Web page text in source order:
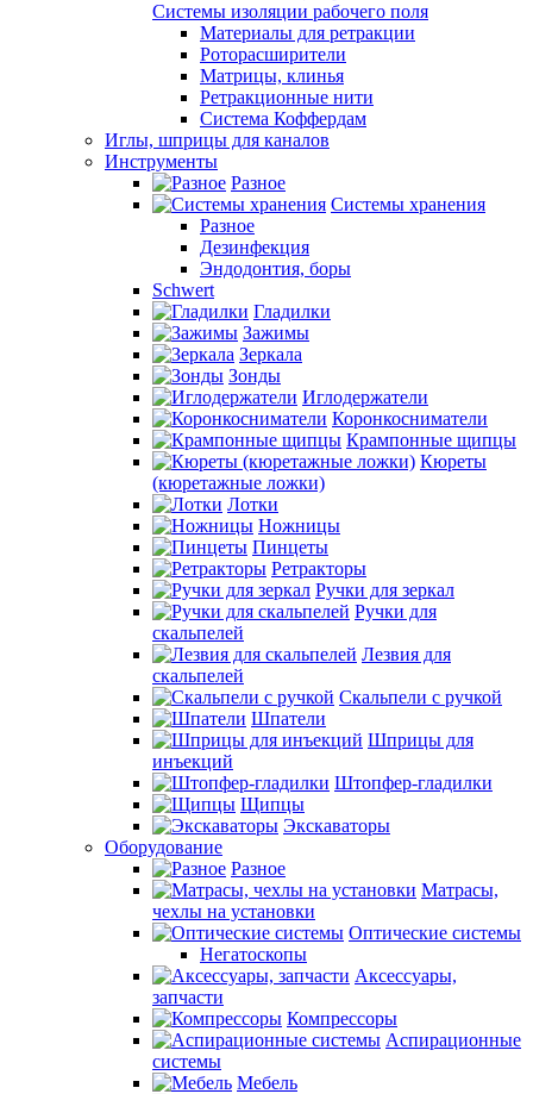
Системы изоляции рабочего поля
Материалы для ретракции
Роторасширители
Матрицы, клинья
Ретракционные нити
Система Коффердам
Иглы, шприцы для каналов
Инструменты
Разное
Системы хранения
Разное
Дезинфекция
Эндодонтия, боры
Schwert
Гладилки
Зажимы
Зеркала
Зонды
Иглодержатели
Коронкосниматели
Крампонные щипцы
Кюреты
(кюретажные ложки)
Лотки
Ножницы
Пинцеты
Ретракторы
Ручки для зеркал
Ручки для
скальпелей
Лезвия для
скальпелей
Скальпели с ручкой
Шпатели
Шприцы для
инъекций
Штопфер-гладилки
Щипцы
Экскаваторы
Оборудование
Разное
Матрасы,
чехлы на установки
Оптические системы
Негатоскопы
Аксессуары,
запчасти
Компрессоры
Аспирационные
системы
Мебель